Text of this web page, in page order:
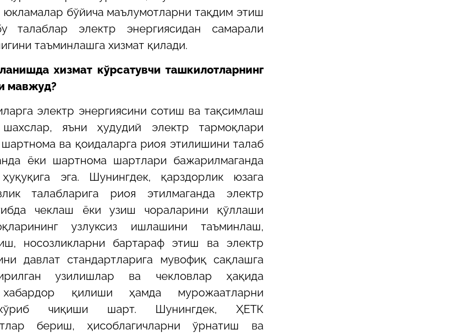
бўйича маълумотларни тақдим этиш
талаблар электр энергиясидан самарали
таъминлашга хизмат қилади.
хизмат кўрсатувчи ташкилотларнинг
мавжуд?
электр энергиясини сотиш ва тақсимлаш
яъни ҳудудий электр тармоқлари
ва қоидаларга риоя этилишини талаб
ёки шартнома шартлари бажарилмаганда
эга. Шунингдек, қарздорлик юзага
талабларига риоя этилмаганда электр
чеклаш ёки узиш чораларини қўллаши
узлуксиз ишлашини таъминлаш,
носозликларни бартараф этиш ва электр
давлат стандартларига мувофиқ сақлашга
узилишлар ва чекловлар ҳақида
хабардор қилиши ҳамда мурожаатларни
кўриб чиқиши шарт. Шунингдек, ҲЕТК
бериш, ҳисоблагичларни ўрнатиш ва